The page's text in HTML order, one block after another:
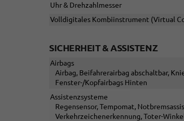
Uhr & Drehzahlmesser
Volldigitales Kombiinstrument (Virtual
SICHERHEIT & ASSISTENZ
Airbags
Airbag, Beifahrerairbag abschaltbar,
Fenster-/Kopfairbags Hinten
Assistenzsysteme
Regensensor, Tempomat,
Verkehrzeichenerkennung, Toter-